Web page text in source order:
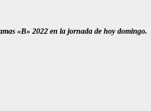
«B» 2022 en la jornada de hoy domingo.